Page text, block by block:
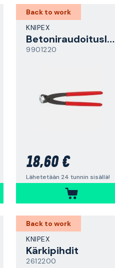
Back to work
KNIPEX
Betoniraudoitusleikkuri
9901220
18,60 €
Lähetetään 24 tunnin sisällä!
Back to work
KNIPEX
Kärkipihdit
2612200